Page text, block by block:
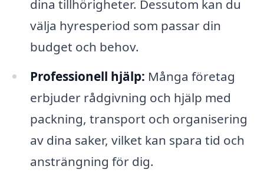
dina tillhörigheter. Dessutom kan du
välja hyresperiod som passar din
budget och behov.
Professionell hjälp: Många företag
erbjuder rådgivning och hjälp med
packning, transport och organisering
av dina saker, vilket kan spara tid och
ansträngning för dig.